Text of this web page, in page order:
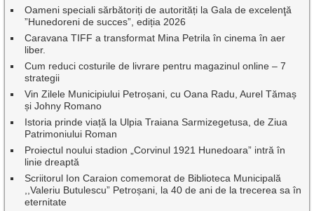
Oameni speciali sărbătoriți de autorități la Gala de excelenţă
”Hunedoreni de succes”, ediția 2026
Caravana TIFF a transformat Mina Petrila în cinema în aer
liber.
Cum reduci costurile de livrare pentru magazinul online – 7
strategii
Vin Zilele Municipiului Petroșani, cu Oana Radu, Aurel Tămaș
și Johny Romano
Istoria prinde viață la Ulpia Traiana Sarmizegetusa, de Ziua
Patrimoniului Roman
Proiectul noului stadion „Corvinul 1921 Hunedoara” intră în
linie dreaptă
Scriitorul Ion Caraion comemorat de Biblioteca Municipală
,,Valeriu Butulescu” Petroșani, la 40 de ani de la trecerea sa în
eternitate